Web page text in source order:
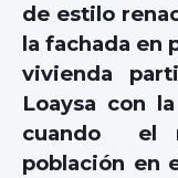
de estilo
la fachada en
vivienda
Loaysa con
cuando el
población en